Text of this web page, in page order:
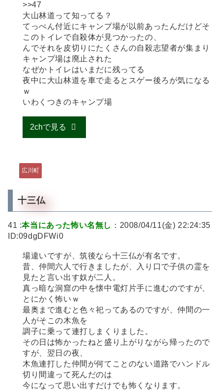
>>47
大山林道って知ってる？
てっぺん付近にキャンプ場が以前あったんだけどそ
このトイレで自殺体が見つかったの、
んでそれを皮切りにたくさんの自殺志望者が集まり
キャンプ場は廃止された
なぜかトイレはいまだに残ってる
夜中に大山林道を車で走るとスゲー後ろが気になる
ｗ
いわくつきのキャンプ場
2chで見る
広川町
十三仏
41 :本当にあった怖い名無し ：2008/04/11(金) 22:24:35
ID:09dgDFWi0
場違いですが、筑後なら十三仏が有名です。
昔、仲間六人で行きましたが、入り口で子供の霊を
見たと言い出す奴が二人。
真っ暗な洞窟の中を懐中電灯片手に進むのですが、
とにかく怖いｗ
最奥まで進むと色々祀ってあるのですが、仲間の一
人がそこの木魚を
調子に乗って連打しまくりました。
その日は怖かったねと盛り上がりながら帰ったので
すが、翌日の夜、
木魚連打した仲間が何てことのない道路でハンドル
切り間違って死んだのは
今になって思い出すだけでも怖くなります。